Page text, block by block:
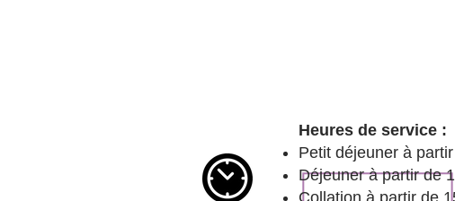
Heures de service :
Petit déjeuner à
Déjeuner à partir de
Collation à partir de